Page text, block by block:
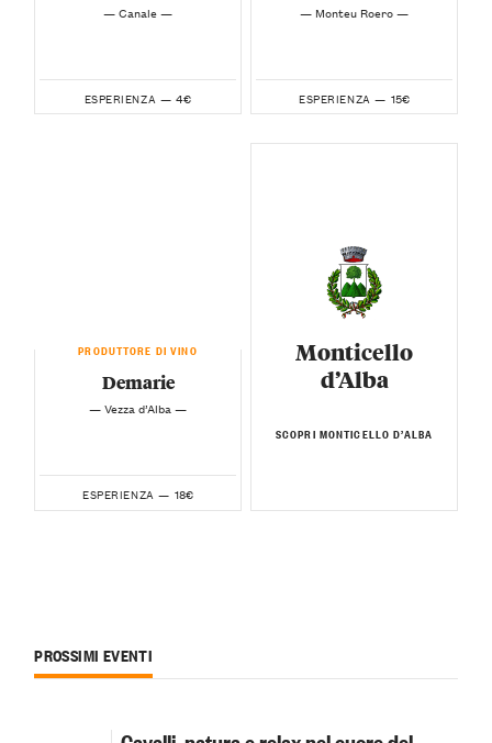
— Canale —
ESPERIENZA — 4€
— Monteu Roero —
ESPERIENZA — 15€
PRODUTTORE DI VINO
Demarie
— Vezza d’Alba —
ESPERIENZA — 18€
Monticello
d’Alba
SCOPRI MONTICELLO D’ALBA
PROSSIMI EVENTI